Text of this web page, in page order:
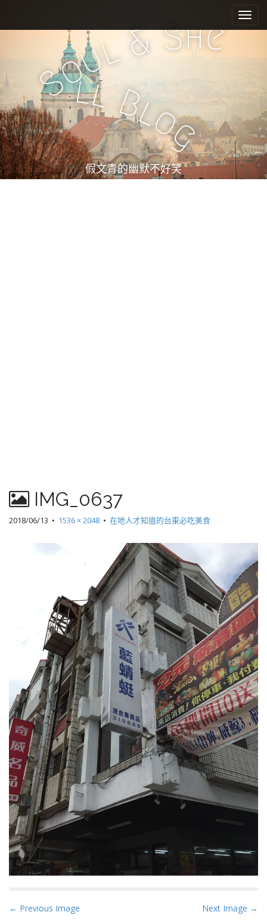
e
n
u
i
c
n
t
e
n
t
Soul&She
ll Bl
og
假文青的幽默不好笑
IMG_0637
2018/06/13 • 1536 × 2048 • 在地人才知道的台東必吃美食
P
← Previous Image Next Image →